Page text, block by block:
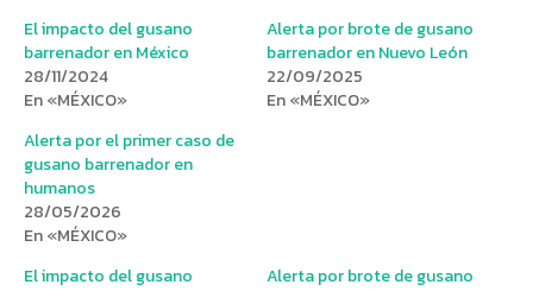
El impacto del gusano
barrenador en México
28/11/2024
En «MÉXICO»
Alerta por brote de gusano
barrenador en Nuevo León
22/09/2025
En «MÉXICO»
Alerta por el primer caso de
gusano barrenador en
humanos
28/05/2026
En «MÉXICO»
El impacto del gusano
Alerta por brote de gusano